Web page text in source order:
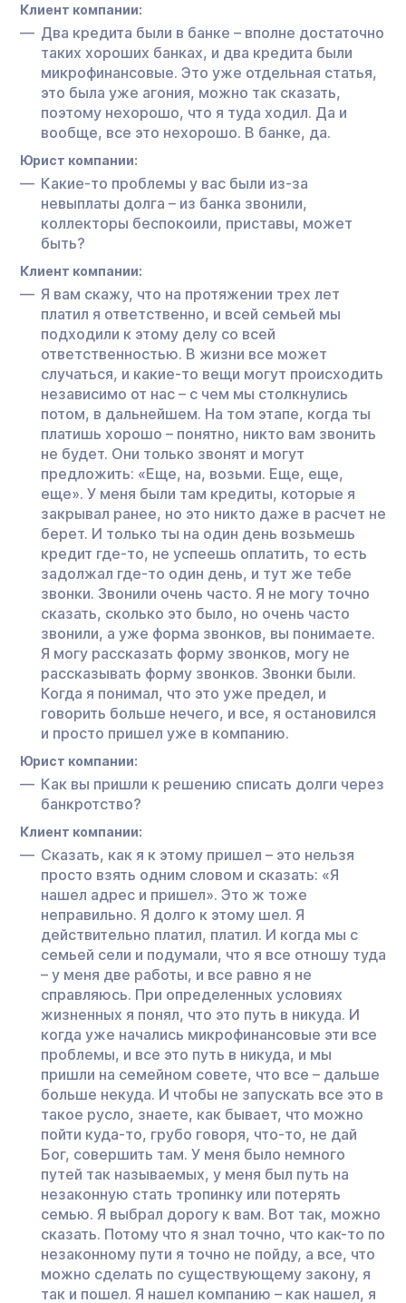
Клиент компании:
Два кредита были в банке – вполне достаточно
таких хороших банках, и два кредита были
микрофинансовые. Это уже отдельная статья,
это была уже агония, можно так сказать,
поэтому нехорошо, что я туда ходил. Да и
вообще, все это нехорошо. В банке, да.
Юрист компании:
Какие-то проблемы у вас были из-за
невыплаты долга – из банка звонили,
коллекторы беспокоили, приставы, может
быть?
Клиент компании:
Я вам скажу, что на протяжении трех лет
платил я ответственно, и всей семьей мы
подходили к этому делу со всей
ответственностью. В жизни все может
случаться, и какие-то вещи могут происходить
независимо от нас – с чем мы столкнулись
потом, в дальнейшем. На том этапе, когда ты
платишь хорошо – понятно, никто вам звонить
не будет. Они только звонят и могут
предложить: «Еще, на, возьми. Еще, еще,
еще». У меня были там кредиты, которые я
закрывал ранее, но это никто даже в расчет не
берет. И только ты на один день возьмешь
кредит где-то, не успеешь оплатить, то есть
задолжал где-то один день, и тут же тебе
звонки. Звонили очень часто. Я не могу точно
сказать, сколько это было, но очень часто
звонили, а уже форма звонков, вы понимаете.
Я могу рассказать форму звонков, могу не
рассказывать форму звонков. Звонки были.
Когда я понимал, что это уже предел, и
говорить больше нечего, и все, я остановился
и просто пришел уже в компанию.
Юрист компании:
Как вы пришли к решению списать долги через
банкротство?
Клиент компании:
Сказать, как я к этому пришел – это нельзя
просто взять одним словом и сказать: «Я
нашел адрес и пришел». Это ж тоже
неправильно. Я долго к этому шел. Я
действительно платил, платил. И когда мы с
семьей сели и подумали, что я все отношу туда
– у меня две работы, и все равно я не
справляюсь. При определенных условиях
жизненных я понял, что это путь в никуда. И
когда уже начались микрофинансовые эти все
проблемы, и все это путь в никуда, и мы
пришли на семейном совете, что все – дальше
больше некуда. И чтобы не запускать все это в
такое русло, знаете, как бывает, что можно
пойти куда-то, грубо говоря, что-то, не дай
Бог, совершить там. У меня было немного
путей так называемых, у меня был путь на
незаконную стать тропинку или потерять
семью. Я выбрал дорогу к вам. Вот так, можно
сказать. Потому что я знал точно, что как-то по
незаконному пути я точно не пойду, а все, что
можно сделать по существующему закону, я
так и пошел. Я нашел компанию – как нашел, я